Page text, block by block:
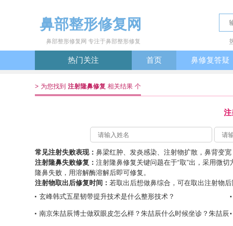
鼻部整形修复网
鼻部整形修复网 专注于鼻部整形修复
热门关注 首页 鼻修复答疑
> 为您找到 注射隆鼻修复 相关结果 个
注
常见注射失败表现： 鼻梁红肿、发炎感染、注射物扩散，鼻背变
注射隆鼻失败修复： 注射隆鼻修复关键问题在于“取”出，采用微
隆鼻失败，用溶解酶溶解后即可修复。
注射物取出后修复时间： 若取出后想做鼻综合，可在取出注射物
玄峰韩式五星韧带提升技术是什么整形技术？
南京朱喆辰博士做双眼皮怎么样？朱喆辰什么时候坐诊？朱喆辰